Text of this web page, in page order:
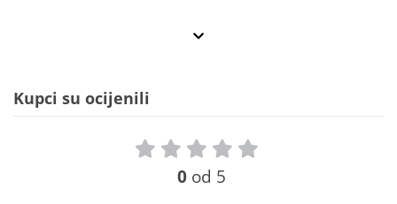
Kupci su ocijenili
0 od 5